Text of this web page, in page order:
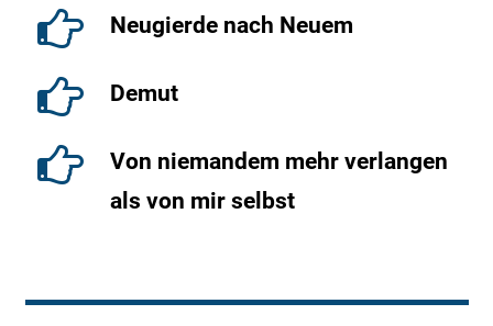
Neugierde nach Neuem
Demut
Von niemandem mehr verlangen
als von mir selbst